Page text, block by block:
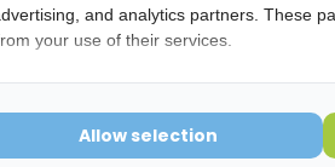
and analytics partners. These
your use of their services.
Allow selection